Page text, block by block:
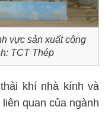
vực sản xuất công
TCT Thép
khí nhà kính và
quan của ngành